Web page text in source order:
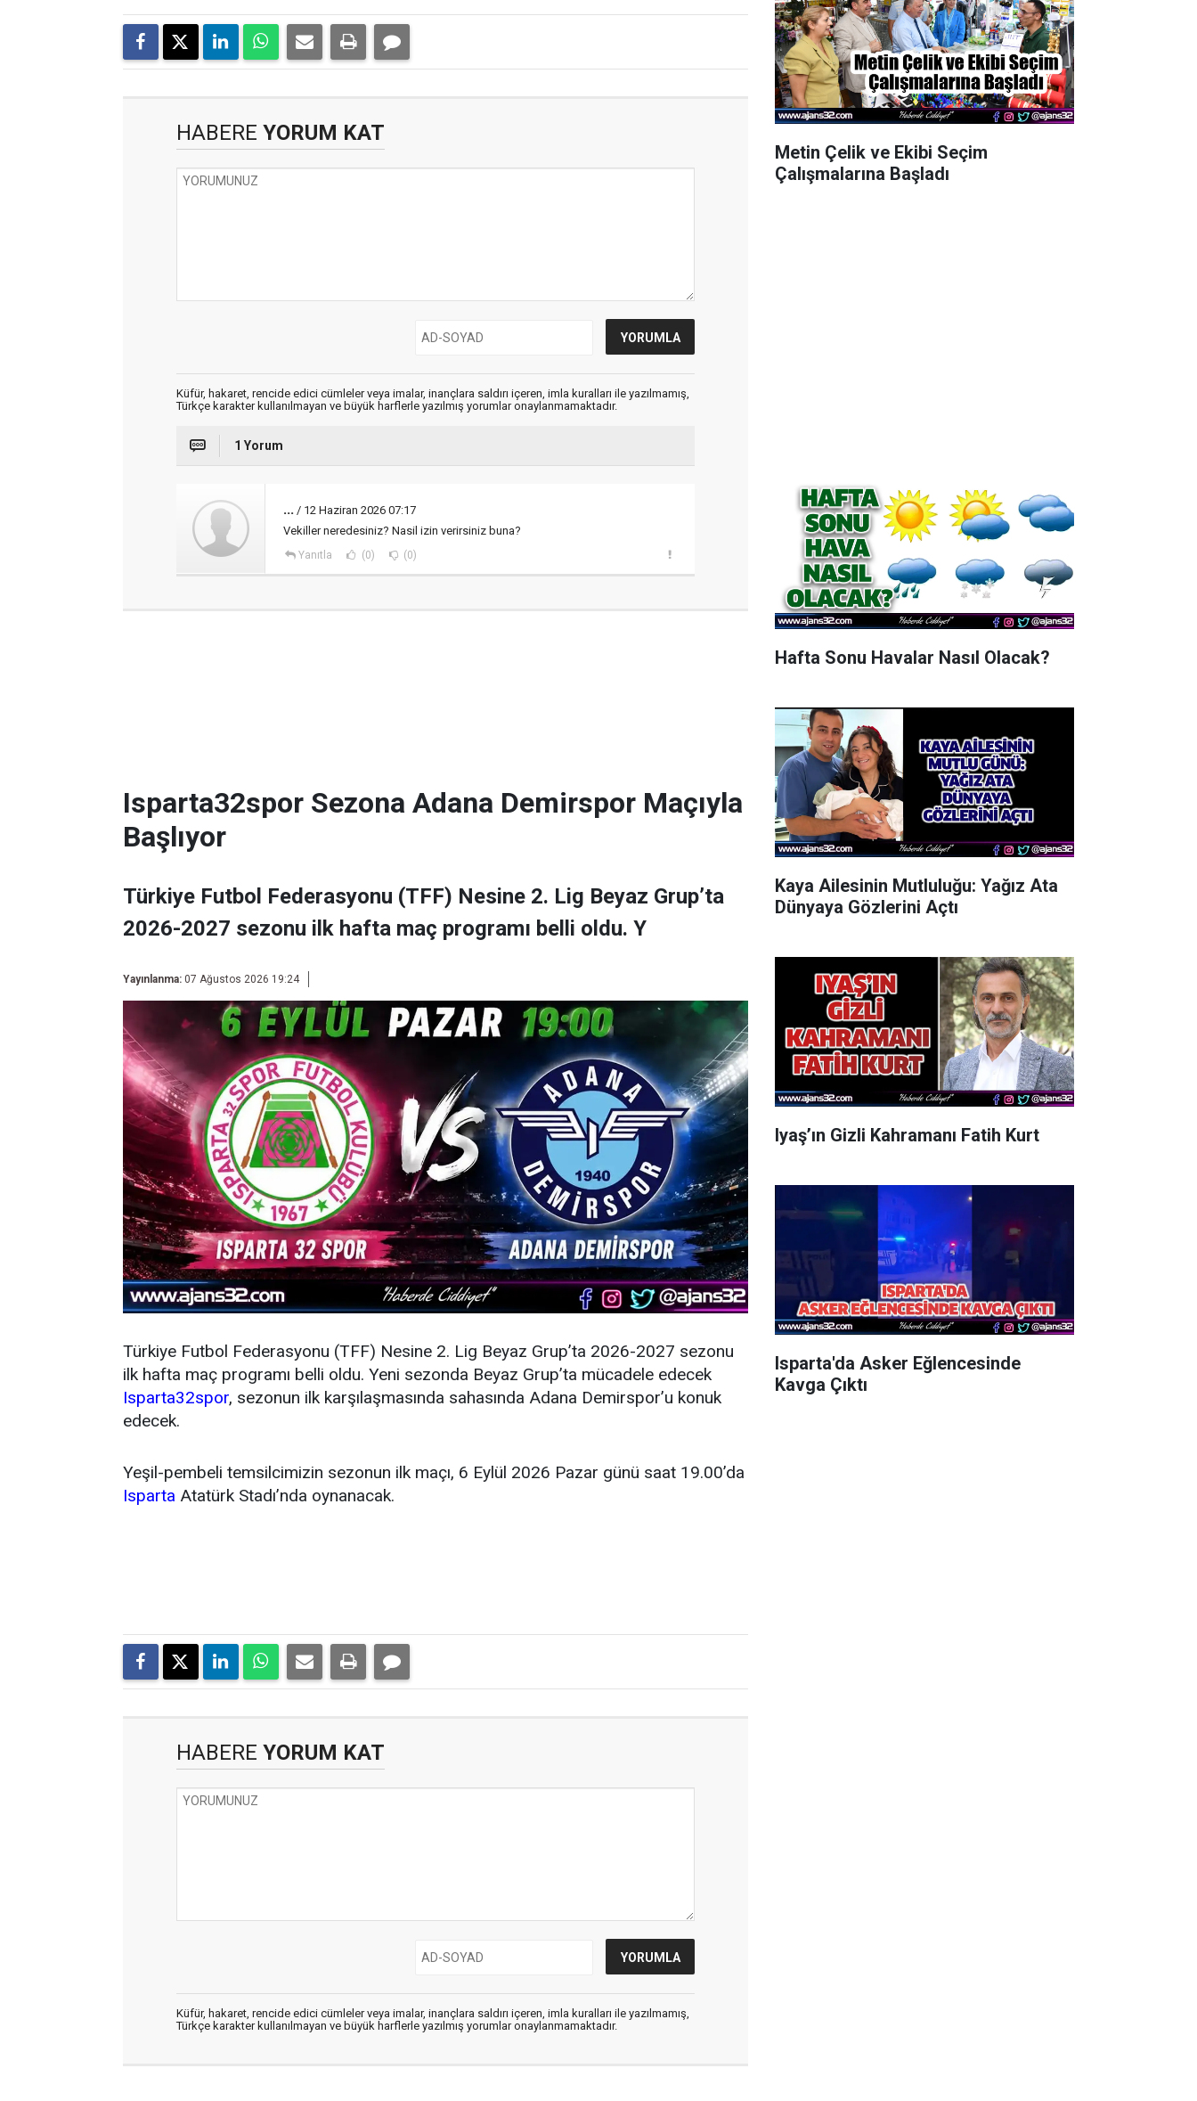
HABERE YORUM KAT
Küfür, hakaret, rencide edici cümleler veya imalar, inançlara saldırı içeren, imla kuralları ile yazılmamış,
Türkçe karakter kullanılmayan ve büyük harflerle yazılmış yorumlar onaylanmamaktadır.
1 Yorum
... / 12 Haziran 2026 07:17
Vekiller neredesiniz? Nasil izin verirsiniz buna?
Yanıtla (0) (0)
Isparta32spor Sezona Adana Demirspor Maçıyla
Başlıyor
Türkiye Futbol Federasyonu (TFF) Nesine 2. Lig Beyaz Grup’ta
2026-2027 sezonu ilk hafta maç programı belli oldu. Y
Yayınlanma: 07 Ağustos 2026 19:24
Türkiye Futbol Federasyonu (TFF) Nesine 2. Lig Beyaz Grup’ta 2026-2027 sezonu
ilk hafta maç programı belli oldu. Yeni sezonda Beyaz Grup’ta mücadele edecek
Isparta32spor, sezonun ilk karşılaşmasında sahasında Adana Demirspor’u konuk
edecek.
Yeşil-pembeli temsilcimizin sezonun ilk maçı, 6 Eylül 2026 Pazar günü saat 19.00’da
Isparta Atatürk Stadı’nda oynanacak.
HABERE YORUM KAT
Küfür, hakaret, rencide edici cümleler veya imalar, inançlara saldırı içeren, imla kuralları ile yazılmamış,
Türkçe karakter kullanılmayan ve büyük harflerle yazılmış yorumlar onaylanmamaktadır.
Metin Çelik ve Ekibi Seçim
Çalışmalarına Başladı
Hafta Sonu Havalar Nasıl Olacak?
Kaya Ailesinin Mutluluğu: Yağız Ata
Dünyaya Gözlerini Açtı
Iyaş’ın Gizli Kahramanı Fatih Kurt
Isparta'da Asker Eğlencesinde
Kavga Çıktı